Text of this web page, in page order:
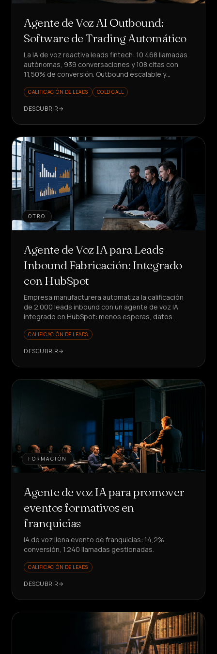
Agente de Voz AI Outbound:
Software de Trading Automático
La IA de voz reactiva leads fintech: 10.468 llamadas
autónomas, 939 conversaciones y 108 citas con
11,50% de conversión. Outbound escalable y
CALIFICACIÓN DE LEADS COLD CALL
DESCUBRIR
OTRO
Agente de Voz IA para Leads
Inbound Fabricación: Integrado
con HubSpot
Empresa manufacturera automatiza la calificación
de 2.000 leads inbound con un agente de voz IA
integrado en HubSpot: menos esperas, datos
CALIFICACIÓN DE LEADS
DESCUBRIR
FORMACIÓN
Agente de voz IA para promover
eventos formativos en
franquicias
IA de voz llena evento de franquicias: 14,2%
conversión, 1.240 llamadas gestionadas.
CALIFICACIÓN DE LEADS
DESCUBRIR